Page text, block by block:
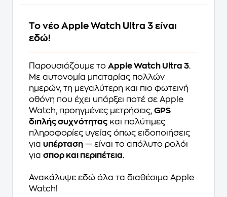
Το νέο Apple Watch Ultra 3 είναι
εδώ!
Παρουσιάζουμε το Apple Watch Ultra 3.
Με αυτονομία μπαταρίας πολλών
ημερών, τη μεγαλύτερη και πιο φωτεινή
οθόνη που έχει υπάρξει ποτέ σε Apple
Watch, προηγμένες μετρήσεις, GPS
διπλής συχνότητας και πολύτιμες
πληροφορίες υγείας όπως ειδοποιήσεις
για υπέρταση — είναι το απόλυτο ρολόι
για σπορ και περιπέτεια.
Ανακάλυψε εδώ όλα τα διαθέσιμα Apple
Watch!